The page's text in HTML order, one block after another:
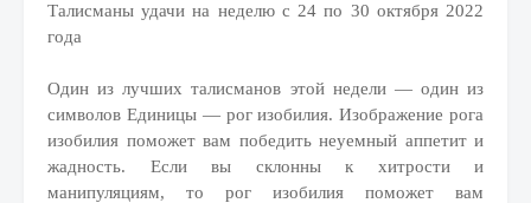
Талисманы удачи на неделю с 24 по 30 октября 2022
года
Один из лучших талисманов этой недели — один из
символов Единицы — рог изобилия. Изображение рога
изобилия поможет вам победить неуемный аппетит и
жадность. Если вы склонны к хитрости и
манипуляциям, то рог изобилия поможет вам